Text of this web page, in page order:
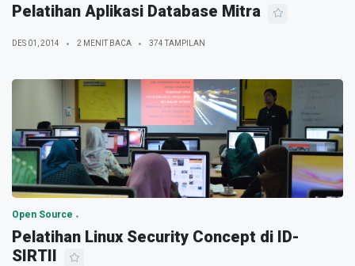
Pelatihan Aplikasi Database Mitra
DES 01, 2014 2 MENIT BACA 374 TAMPILAN
Open Source
Pelatihan Linux Security Concept di ID-
SIRTII